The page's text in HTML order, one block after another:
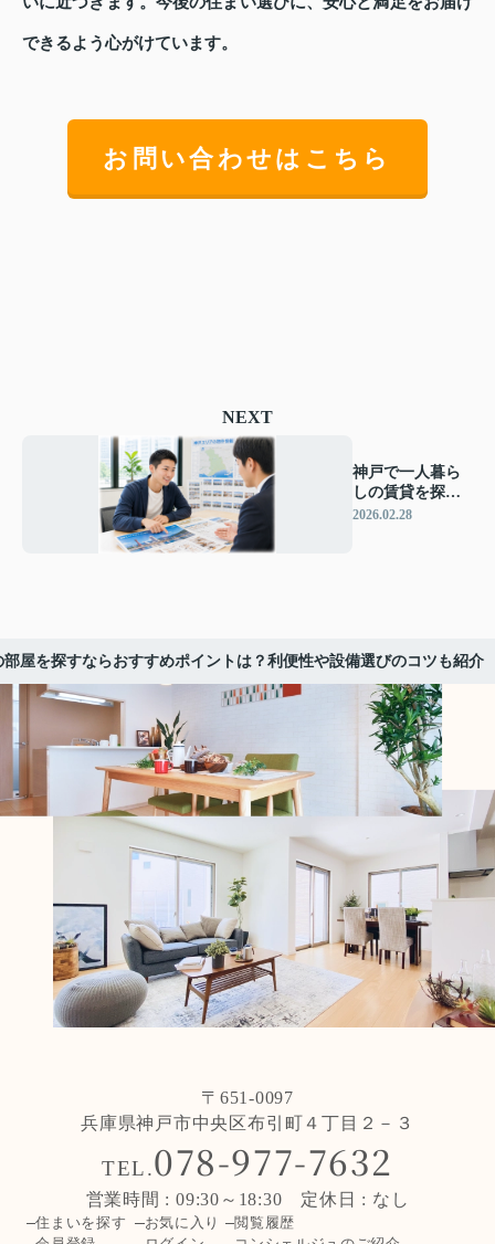
できるよう心がけています。
お問い合わせはこちら
NEXT
神戸で一人暮ら
しの賃貸を探す
ポイントは？部
2026.02.28
屋を探すならおすすめポイントは？利便性や設備選びのコツも紹介
〒651-0097
兵庫県神戸市中央区布引町４丁目２－３
TEL.078-977-7632
営業時間 : 09:30～18:30 定休日 : なし
住まいを探す お気に入り
閲覧履歴